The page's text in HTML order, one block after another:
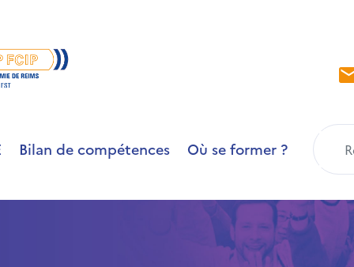
Bilan de compétences Où se former ?